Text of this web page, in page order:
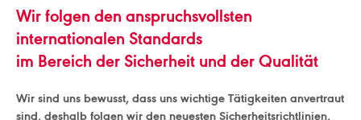
Wir folgen den anspruchsvollsten
internationalen Standards
im Bereich der Sicherheit und der Qualität
Wir sind uns bewusst, dass uns wichtige Tätigkeiten anvertraut
sind, deshalb folgen wir den neuesten Sicherheitsrichtlinien,